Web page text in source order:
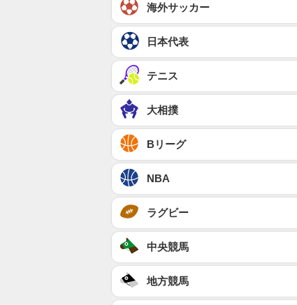
海外サッカー
日本代表
テニス
大相撲
Bリーグ
NBA
ラグビー
中央競馬
地方競馬